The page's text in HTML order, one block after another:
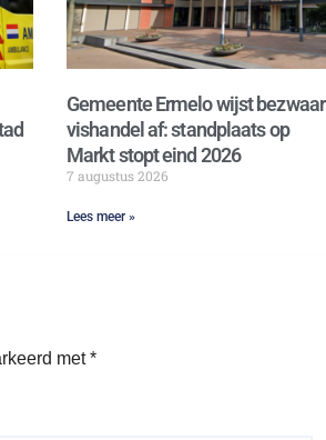
Gemeente Ermelo wijst bezwaar
vishandel af: standplaats op
Markt stopt eind 2026
7 augustus 2026
Lees meer »
met*